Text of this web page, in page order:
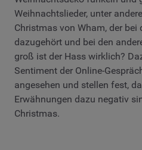
Weihnachtslieder, unter
Christmas von Wham, der bei
dazugehört und bei den
groß ist der Hass wirklich?
Sentiment der Online-
angesehen und stellen fest,
Erwähnungen dazu negativ
Christmas.